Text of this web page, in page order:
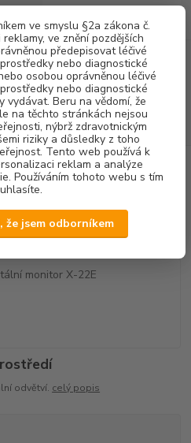
ve smyslu §2a zákona č.
ve znění pozdějších
předepisovat léčivé
nebo diagnostické
osobou oprávněnou léčivé
nebo diagnostické
vydávat. Beru na vědomí, že
na těchto stránkách nejsou
nýbrž zdravotnickým
riziky a důsledky z toho
Tento web používá k
reklam a analýze
Používáním tohoto webu s tím
že jsem odborníkem
Menu
CZK
Hledat
za0,00 Kč
+ NÁHRADNÍ DÍLY
DENTÁLNÍ
X-22E
X-22E
odvětví. celý popis